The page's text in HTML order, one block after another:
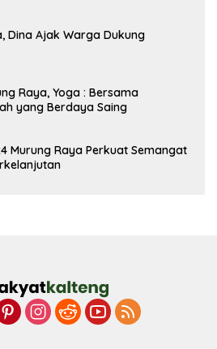
Dina Ajak Warga Dukung
Raya, Yoga : Bersama
yang Berdaya Saing
Murung Raya Perkuat Semangat